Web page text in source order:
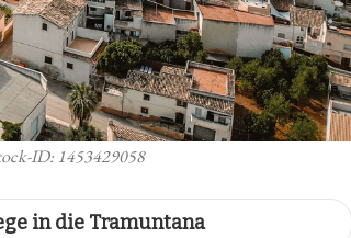
ID: 1453429058
in die Tramuntana